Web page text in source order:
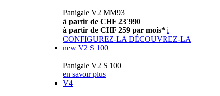
Panigale V2 MM93
à partir de CHF 23´990
à partir de CHF 259 par mois* i
CONFIGUREZ-LA DÉCOUVREZ-LA
new V2 S 100
Panigale V2 S 100
en savoir plus
V4